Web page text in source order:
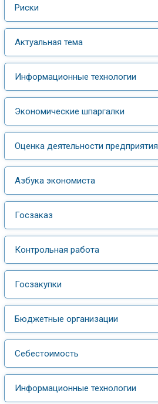
Риски
Актуальная тема
Информационные технологии
Экономические шпаргалки
Оценка деятельности предприятия
Азбука экономиста
Госзаказ
Контрольная работа
Госзакупки
Бюджетные организации
Себестоимость
Информационные технологии